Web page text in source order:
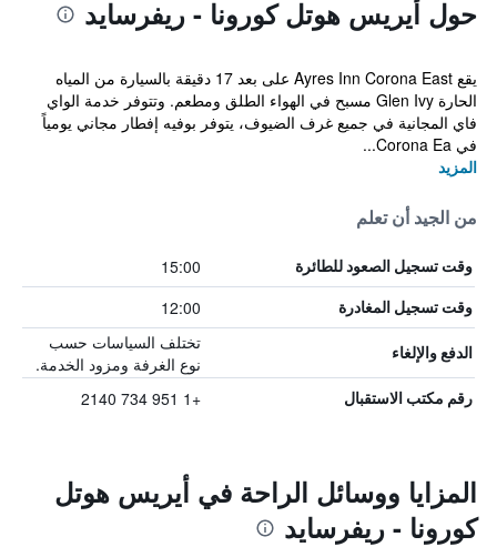
حول أيريس هوتل كورونا - ريفرسايد
يقع Ayres Inn Corona East على بعد 17 دقيقة بالسيارة من المياه
الحارة Glen Ivy مسبح في الهواء الطلق ومطعم. وتتوفر خدمة الواي
فاي المجانية في جميع غرف الضيوف، يتوفر بوفيه إفطار مجاني يومياً
في Corona Ea...
المزيد
من الجيد أن تعلم
وقت تسجيل الصعود للطائرة 15:00
وقت تسجيل المغادرة 12:00
الدفع والإلغاء
تختلف السياسات حسب
نوع الغرفة ومزود الخدمة.
رقم مكتب الاستقبال +1 951 734 2140
المزايا ووسائل الراحة في أيريس هوتل
كورونا - ريفرسايد